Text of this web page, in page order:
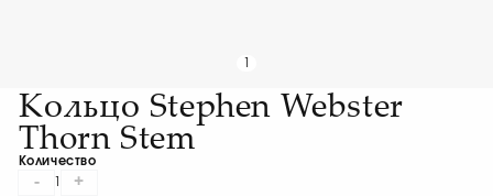
Кольцо Stephen Webster
Thorn Stem
Количество
- +